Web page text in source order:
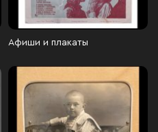
Афиши и плакаты